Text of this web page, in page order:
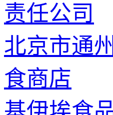
责任公司
北京市通
食商店